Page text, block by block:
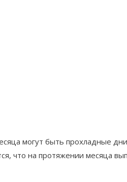
могут быть прохладные
что на протяжении месяца